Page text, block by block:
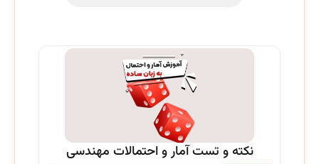
نکته و تست آمار و احتمالات مهندسی